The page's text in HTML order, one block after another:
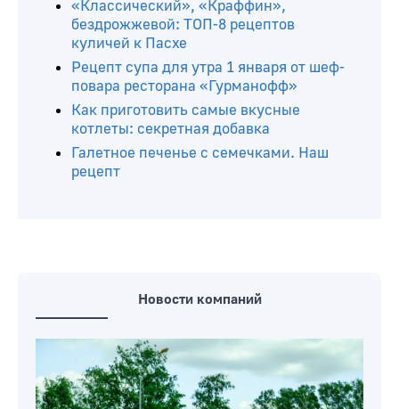
«Классический», «Краффин»,
бездрожжевой: ТОП-8 рецептов
куличей к Пасхе
Рецепт супа для утра 1 января от шеф-
повара ресторана «Гурманофф»
Как приготовить самые вкусные
котлеты: секретная добавка
Галетное печенье с семечками. Наш
рецепт
Новости компаний